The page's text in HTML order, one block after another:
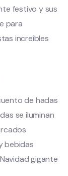
festivo y sus
para
increíbles
de hadas
se iluminan
bebidas
gigante